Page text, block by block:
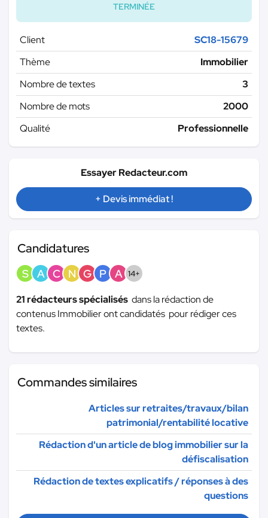
TERMINÉE
Client
SC18-15679
Thème
Immobilier
Nombre de textes
3
Nombre de mots
2000
Qualité
Professionnelle
Essayer Redacteur.com
+ Devis immédiat !
Candidatures
S A C N G P A 14+
21 rédacteurs spécialisés dans la rédaction de
contenus Immobilier ont candidatés pour rédiger ces
textes.
Commandes similaires
Articles sur retraites/travaux/bilan
patrimonial/rentabilité locative
Rédaction d'un article de blog immobilier sur la
défiscalisation
Rédaction de textes explicatifs / réponses à des
questions